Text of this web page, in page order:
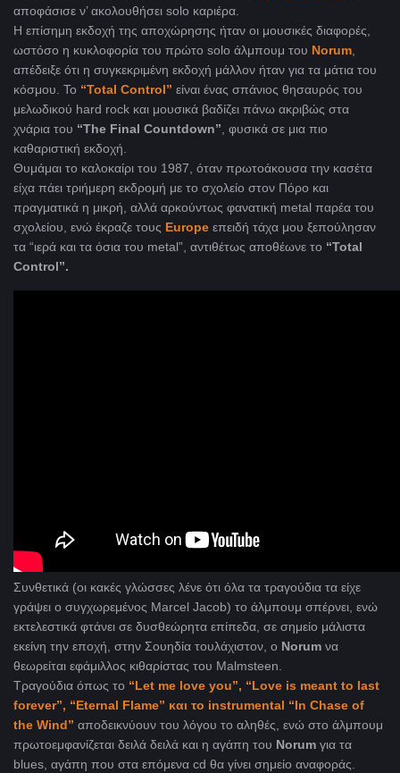
αποφάσισε ν’ ακολουθήσει solo καριέρα.
Η επίσημη εκδοχή της αποχώρησης ήταν οι μουσικές διαφορές,
ωστόσο η κυκλοφορία του πρώτο solo άλμπουμ του Norum,
απέδειξε ότι η συγκεκριμένη εκδοχή μάλλον ήταν για τα μάτια του
κόσμου. Το “Total Control” είναι ένας σπάνιος θησαυρός του
μελωδικού hard rock και μουσικά βαδίζει πάνω ακριβώς στα
χνάρια του “The Final Countdown”, φυσικά σε μια πιο
καθαριστική εκδοχή.
Θυμάμαι το καλοκαίρι του 1987, όταν πρωτοάκουσα την κασέτα
είχα πάει τριήμερη εκδρομή με το σχολείο στον Πόρο και
πραγματικά η μικρή, αλλά αρκούντως φανατική metal παρέα του
σχολείου, ενώ έκραζε τους Europe επειδή τάχα μου ξεπούλησαν
τα “ιερά και τα όσια του metal”, αντιθέτως αποθέωνε το “Total
Control”.
Συνθετικά (οι κακές γλώσσες λένε ότι όλα τα τραγούδια τα είχε
γράψει ο συγχωρεμένος Marcel Jacob) το άλμπουμ σπέρνει, ενώ
εκτελεστικά φτάνει σε δυσθεώρητα επίπεδα, σε σημείο μάλιστα
εκείνη την εποχή, στην Σουηδία τουλάχιστον, ο Norum να
θεωρείται εφάμιλλος κιθαρίστας του Malmsteen.
Τραγούδια όπως το “Let me love you”, “Love is meant to last
forever”, “Eternal Flame” και το instrumental “In Chase of
the Wind” αποδεικνύουν του λόγου το αληθές, ενώ στο άλμπουμ
πρωτοεμφανίζεται δειλά δειλά και η αγάπη του Norum για τα
blues, αγάπη που στα επόμενα cd θα γίνει σημείο αναφοράς.